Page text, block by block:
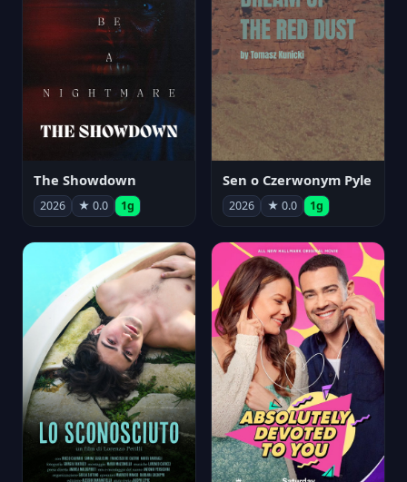
The Showdown
2026 ★ 0.0 1g
Sen o Czerwonym Pyle
2026 ★ 0.0 1g